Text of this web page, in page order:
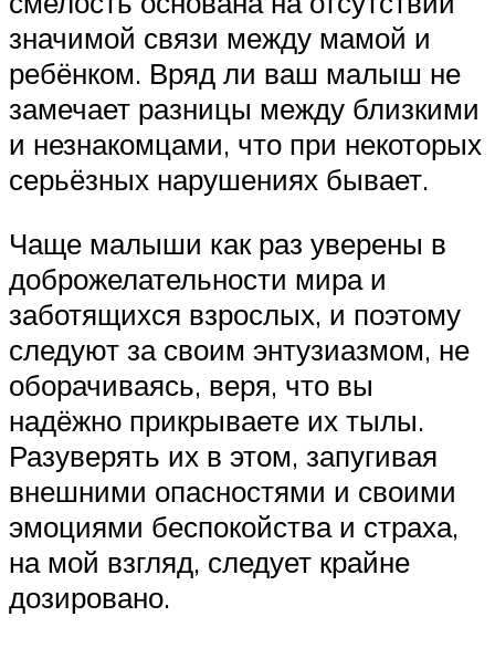
значимой связи между мамой и
ребёнком. Вряд ли ваш малыш не
замечает разницы между близкими
и незнакомцами, что при некоторых
серьёзных нарушениях бывает.
Чаще малыши как раз уверены в
доброжелательности мира и
заботящихся взрослых, и поэтому
следуют за своим энтузиазмом, не
оборачиваясь, веря, что вы
надёжно прикрываете их тылы.
Разуверять их в этом, запугивая
внешними опасностями и своими
эмоциями беспокойства и страха,
на мой взгляд, следует крайне
дозировано.